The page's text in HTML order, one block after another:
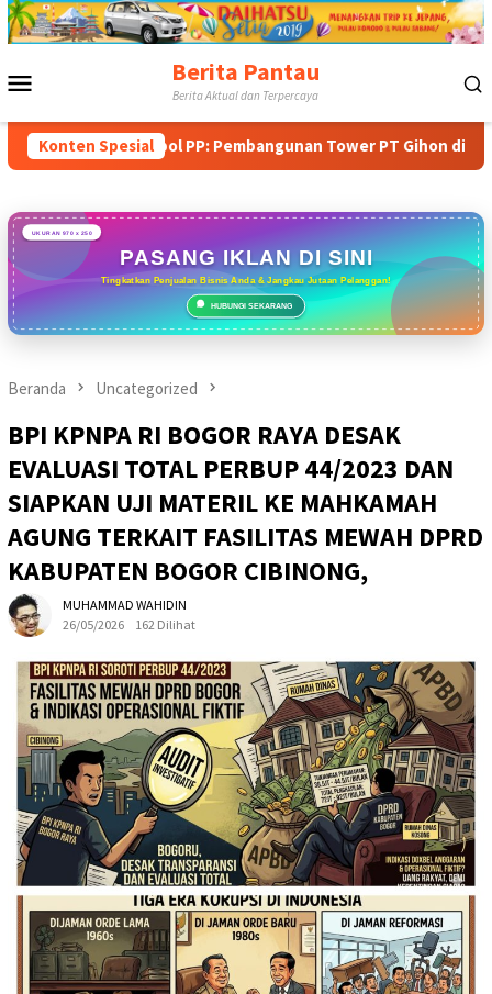
Loncat
ke
Berita Pantau
Berita Aktual dan Terpercaya
Konten Spesial
Satpol PP: Pembangunan Tower PT Gihon di Parung
UKURAN 970 x 250
PASANG IKLAN DI SINI
Tingkatkan Penjualan Bisnis Anda & Jangkau Jutaan Pelanggan!
HUBUNGI SEKARANG
Beranda Uncategorized
BPI KPNPA RI BOGOR RAYA DESAK
EVALUASI TOTAL PERBUP 44/2023 DAN
SIAPKAN UJI MATERIL KE MAHKAMAH
AGUNG TERKAIT FASILITAS MEWAH DPRD
KABUPATEN BOGOR CIBINONG,
MUHAMMAD WAHIDIN
26/05/2026
162 Dilihat